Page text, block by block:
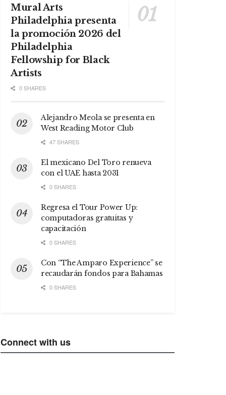
Mural Arts
Philadelphia presenta
la promoción 2026 del
Philadelphia
Fellowship for Black
Artists
0 SHARES
Alejandro Meola se presenta en
West Reading Motor Club
47 SHARES
El mexicano Del Toro renueva
con el UAE hasta 2031
0 SHARES
Regresa el Tour Power Up:
computadoras gratuitas y
capacitación
0 SHARES
Con “The Amparo Experience” se
recaudarán fondos para Bahamas
0 SHARES
Connect with us